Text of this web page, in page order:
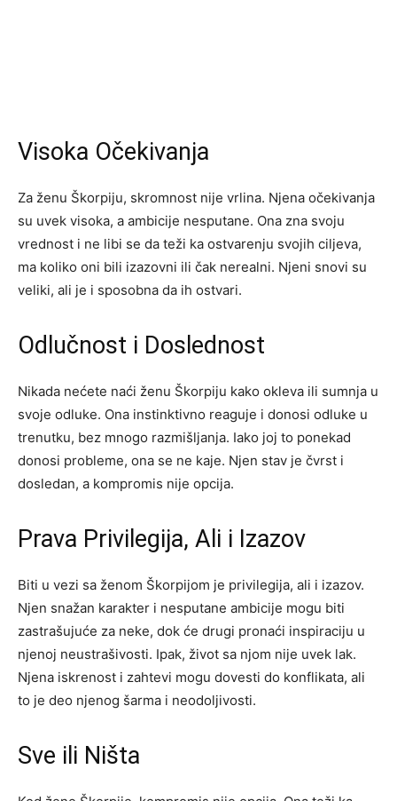
Visoka Očekivanja
Za ženu Škorpiju, skromnost nije vrlina. Njena očekivanja
su uvek visoka, a ambicije nesputane. Ona zna svoju
vrednost i ne libi se da teži ka ostvarenju svojih ciljeva,
ma koliko oni bili izazovni ili čak nerealni. Njeni snovi su
veliki, ali je i sposobna da ih ostvari.
Odlučnost i Doslednost
Nikada nećete naći ženu Škorpiju kako okleva ili sumnja u
svoje odluke. Ona instinktivno reaguje i donosi odluke u
trenutku, bez mnogo razmišljanja. Iako joj to ponekad
donosi probleme, ona se ne kaje. Njen stav je čvrst i
dosledan, a kompromis nije opcija.
Prava Privilegija, Ali i Izazov
Biti u vezi sa ženom Škorpijom je privilegija, ali i izazov.
Njen snažan karakter i nesputane ambicije mogu biti
zastrašujuće za neke, dok će drugi pronaći inspiraciju u
njenoj neustrašivosti. Ipak, život sa njom nije uvek lak.
Njena iskrenost i zahtevi mogu dovesti do konflikata, ali
to je deo njenog šarma i neodoljivosti.
Sve ili Ništa